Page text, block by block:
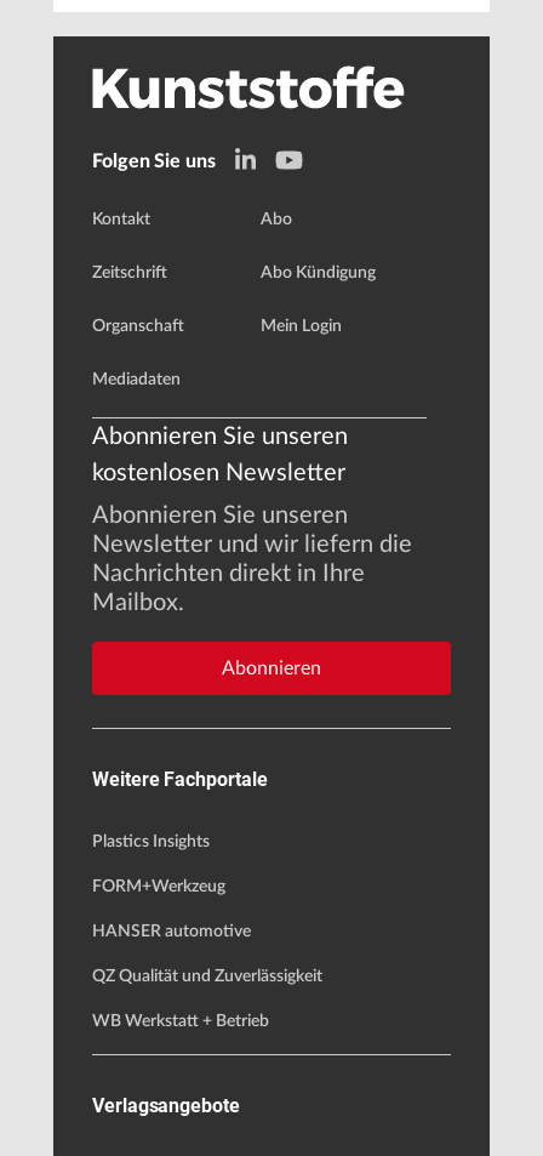
Folgen Sie uns
Kontakt
Zeitschrift
Organschaft
Mediadaten
Abo
Abo Kündigung
Mein Login
Abonnieren Sie unseren
kostenlosen Newsletter
Abonnieren Sie unseren
Newsletter und wir liefern die
Nachrichten direkt in Ihre
Mailbox.
Abonnieren
Weitere Fachportale
Plastics Insights
FORM+Werkzeug
HANSER automotive
QZ Qualität und Zuverlässigkeit
WB Werkstatt + Betrieb
Verlagsangebote